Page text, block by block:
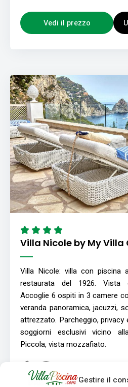
Gestire il
Vedi il prezzo
Villa Nicole by My
Villa Nicole: villa con piscina
restaurata del 1926. Vista
Accoglie 6 ospiti in 3 camere
veranda panoramica, jacuzzi,
attrezzato. Parcheggio,
soggiorni esclusivi vicino
Piccola, vista mozzafiato.